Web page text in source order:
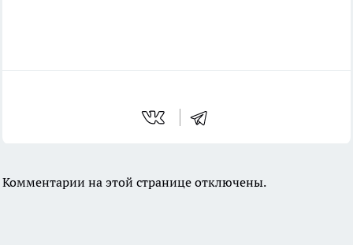
Комментарии на этой странице отключены.